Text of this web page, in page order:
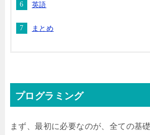
英語
まとめ
プログラミング
まず、最初に必要なのが、全ての基